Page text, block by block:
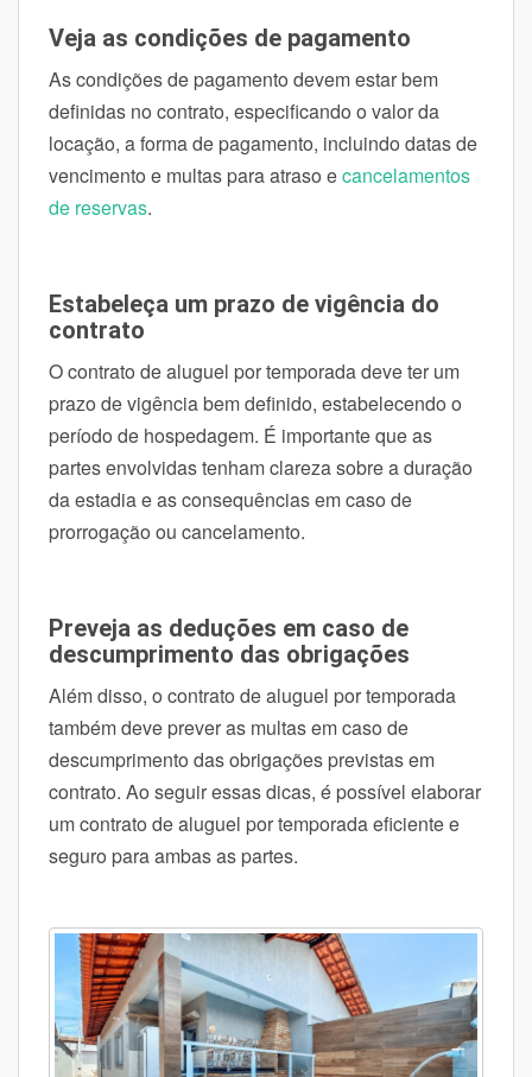
Veja as condições de pagamento
As condições de pagamento devem estar bem
definidas no contrato, especificando o valor da
locação, a forma de pagamento, incluindo datas de
vencimento e multas para atraso ecancelamentos
de reservas.
Estabeleça um prazo de vigência do
contrato
O contrato de aluguel por temporada deve ter um
prazo de vigência bem definido, estabelecendo o
período de hospedagem. É importante que as
partes envolvidas tenham clareza sobre a duração
da estadia e as consequências em caso de
prorrogação ou cancelamento.
Preveja as deduções em caso de
descumprimento das obrigações
Além disso, o contrato de aluguel por temporada
também deve prever as multas em caso de
descumprimento das obrigações previstas em
contrato. Ao seguir essas dicas, é possível elaborar
um contrato de aluguel por temporada eficiente e
seguro para ambas as partes.